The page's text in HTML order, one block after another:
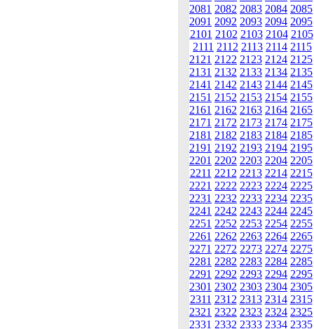
2081 2082 2083 2084 2085
2091 2092 2093 2094 2095
2101 2102 2103 2104 2105
2111 2112 2113 2114 2115
2121 2122 2123 2124 2125
2131 2132 2133 2134 2135
2141 2142 2143 2144 2145
2151 2152 2153 2154 2155
2161 2162 2163 2164 2165
2171 2172 2173 2174 2175
2181 2182 2183 2184 2185
2191 2192 2193 2194 2195
2201 2202 2203 2204 2205
2211 2212 2213 2214 2215
2221 2222 2223 2224 2225
2231 2232 2233 2234 2235
2241 2242 2243 2244 2245
2251 2252 2253 2254 2255
2261 2262 2263 2264 2265
2271 2272 2273 2274 2275
2281 2282 2283 2284 2285
2291 2292 2293 2294 2295
2301 2302 2303 2304 2305
2311 2312 2313 2314 2315
2321 2322 2323 2324 2325
2331 2332 2333 2334 2335